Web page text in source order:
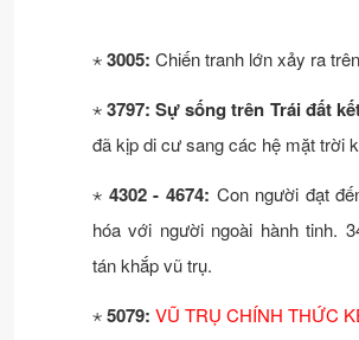
⋆3005: Chiến tranh lớn xảy ra
⋆3797: Sự sống trên Trái đất
đã kịp di cư sang các hệ mặt trời
⋆ 4302 - 4674: Con người đạt
hóa với người ngoài hành tinh.
tán khắp vũ trụ.
⋆5079: VŨ TRỤ CHÍNH THỨC